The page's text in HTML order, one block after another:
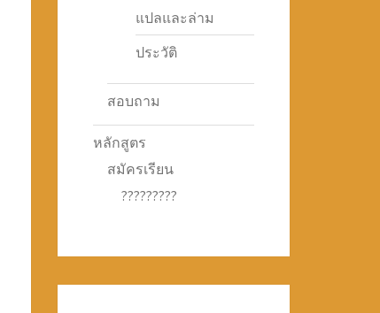
แปลและล่าม
ประวัติ
สอบถาม
หลักสูตร
สมัครเรียน
?????????